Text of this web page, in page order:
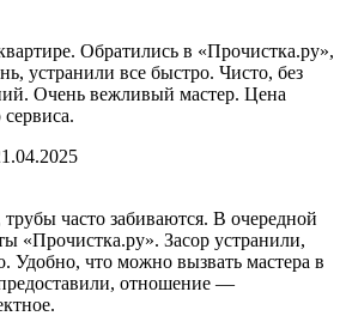
Обратились в «Прочистка.ру»,
устранили все быстро. Чисто, без
Очень вежливый мастер. Цена
часто забиваются. В очередной
«Прочистка.ру». Засор устранили,
Удобно, что можно вызвать мастера в
отношение —